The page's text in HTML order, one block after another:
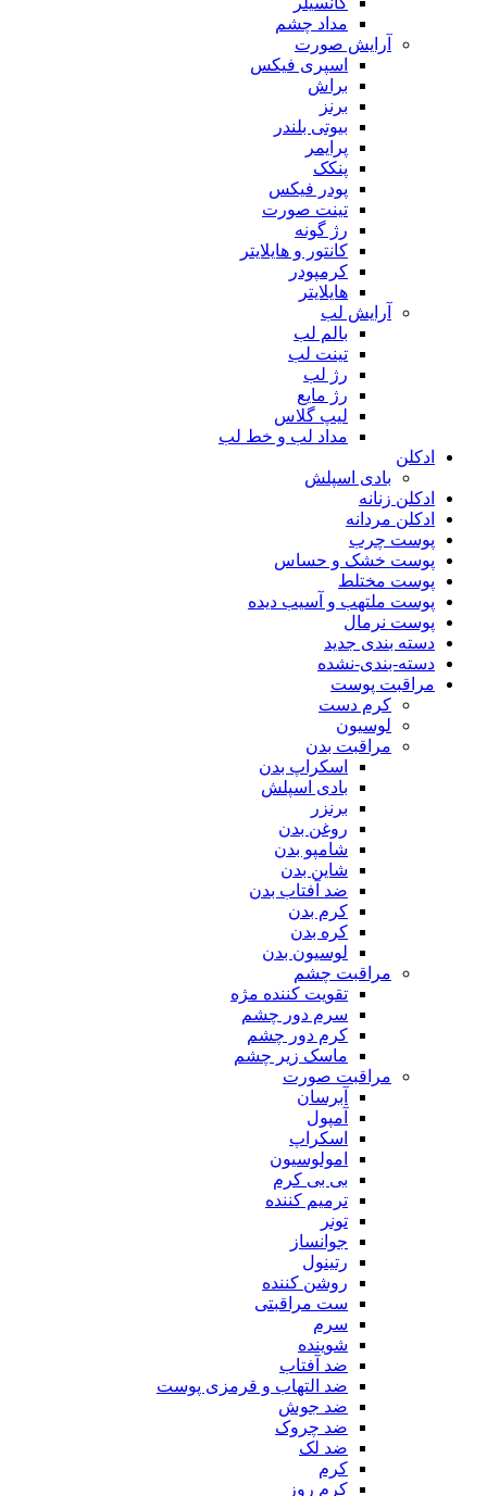
مداد چشم
آرایش صورت
اسپری فیکس
براش
برنز
بیوتی بلندر
پرایمر
پنکک
پودر فیکس
تینت صورت
رژ گونه
کانتور و هایلایتر
کرمپودر
هایلایتر
آرایش لب
بالم لب
تینت لب
رژ لب
رژ مایع
لیپ گلاس
مداد لب و خط لب
ادکلن
بادی اسپلش
ادکلن زنانه
ادکلن مردانه
پوست چرب
پوست خشک و حساس
پوست مختلط
پوست ملتهب و آسیب دیده
پوست نرمال
دسته بندی جدید
دسته-بندی-نشده
مراقبت پوست
کرم دست
لوسیون
مراقبت بدن
اسکراپ بدن
بادی اسپلش
برنزر
روغن بدن
شامپو بدن
شاین بدن
ضد آفتاب بدن
کرم بدن
کره بدن
لوسیون بدن
مراقبت چشم
تقویت کننده مژه
سرم دور چشم
کرم دور چشم
ماسک زیر چشم
مراقبت صورت
آبرسان
آمپول
اسکراپ
امولوسیون
بی بی کرم
ترمیم کننده
تونر
جوانساز
رتینول
روشن کننده
ست مراقبتی
سرم
شوینده
ضد آفتاب
ضد التهاب و قرمزی پوست
‌ضد جوش
ضد چروک
ضد لک
کرم
کرم روز